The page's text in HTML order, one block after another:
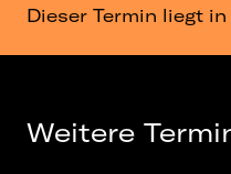
Dieser Termin liegt
Weitere